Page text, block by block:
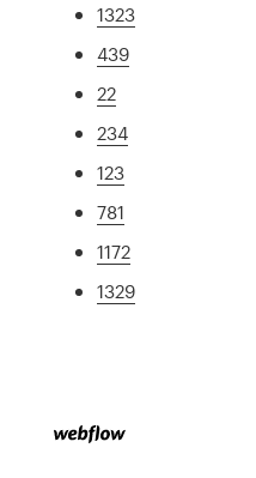
1323
439
22
234
123
781
1172
1329